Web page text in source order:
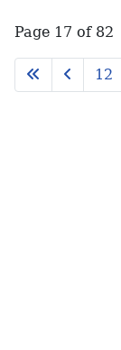
Page 17 of 82
12